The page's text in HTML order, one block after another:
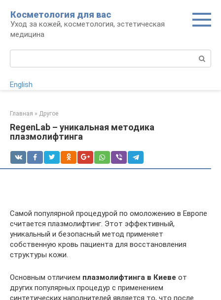
контенту
Косметология для вас
Уход за кожей, косметология, эстетическая
медицина
English
Главная » Другое
RegenLab – уникальная методика
плазмолифтинга
Самой популярной процедурой по омоложению в Европе
считается плазмолифтинг. Этот эффективный,
уникальный и безопасный метод применяет
собственную кровь пациента для восстановления
структуры кожи.
Основным отличием плазмолифтинга в Киеве от
других популярных процедур с применением
синтетических наполнителей является то, что после